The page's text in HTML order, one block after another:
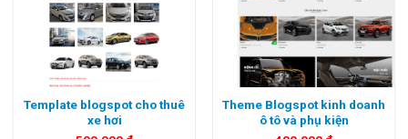
Template blogspot cho thuê
xe hơi
Theme Blogspot kinh doanh
ô tô và phụ kiện